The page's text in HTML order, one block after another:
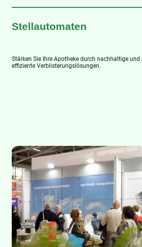
Stellautomaten
Stärken Sie Ihre Apotheke durch nachhaltige
effiziente Verblisterungslösungen.